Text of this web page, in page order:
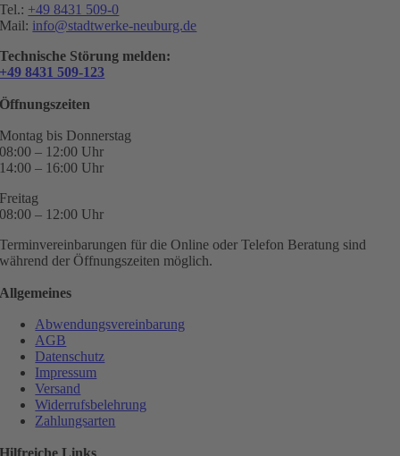
Tel.: +49 8431 509-0
Mail: info@stadtwerke-neuburg.de
Technische Störung melden:
+49 8431 509-123
Öffnungszeiten
Montag bis Donnerstag
08:00 – 12:00 Uhr
14:00 – 16:00 Uhr
Freitag
08:00 – 12:00 Uhr
Terminvereinbarungen für die Online oder Telefon Beratung sind
während der Öffnungszeiten möglich.
Allgemeines
Abwendungsvereinbarung
AGB
Datenschutz
Impressum
Versand
Widerrufsbelehrung
Zahlungsarten
Hilfreiche Links